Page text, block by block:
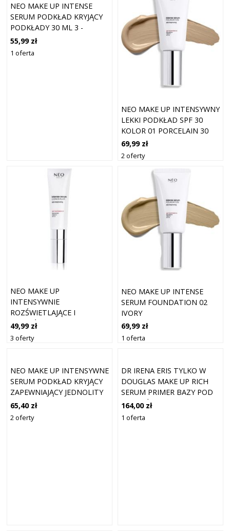
NEO MAKE UP INTENSE
SERUM PODKŁAD KRYJĄCY
PODKŁADY 30 ML 3 -
NATURAL
55,99 zł
1 oferta
NEO MAKE UP INTENSYWNY
LEKKI PODKŁAD SPF 30
KOLOR 01 PORCELAIN 30
ML
69,99 zł
2 oferty
NEO MAKE UP
INTENSYWNIE
ROZŚWIETLAJĄCE I
NAWILŻAJĄCE SERUM
KORYGUJĄCE POD OCZY
COLOR 03 NATURAL 5 ML
49,99 zł
3 oferty
NEO MAKE UP INTENSE
SERUM FOUNDATION 02
IVORY
69,99 zł
1 oferta
NEO MAKE UP INTENSYWNE
SERUM PODKŁAD KRYJĄCY
ZAPEWNIAJĄCY JEDNOLITY
WYGLĄD NATURALE SPF 30
KOLOR 03 NATURALNY 30
65,40 zł
2 oferty
DR IRENA ERIS TYLKO W
DOUGLAS MAKE UP RICH
SERUM PRIMER BAZY POD
MAKIJAŻ I PRIMERY 30 ML
164,00 zł
1 oferta